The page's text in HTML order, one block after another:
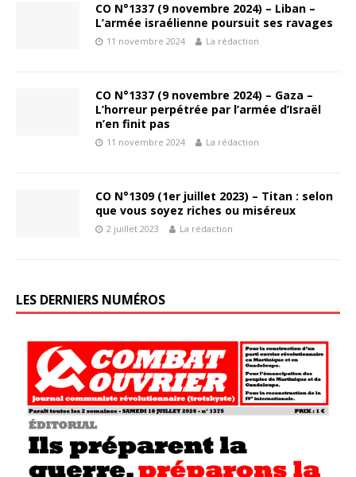
CO N°1337 (9 novembre 2024) – Liban –
L’armée israélienne poursuit ses ravages
11 novembre 2024 La rédaction
CO N°1337 (9 novembre 2024) – Gaza –
L’horreur perpétrée par l’armée d’Israël
n’en finit pas
11 novembre 2024 La rédaction
CO N°1309 (1er juillet 2023) – Titan : selon
que vous soyez riches ou miséreux
2 juillet 2023 La rédaction
LES DERNIERS NUMÉROS